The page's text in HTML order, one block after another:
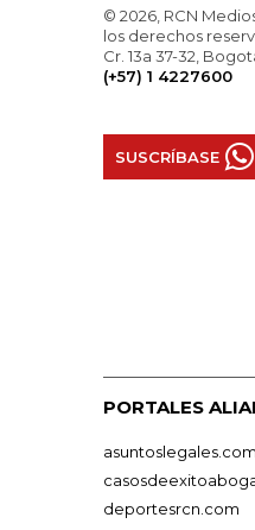
© 2026, RCN
los derechos
Cr. 13a 37-32,
(+57) 1 4227600
SUSCRÍBASE
PORTALES
deportesrcn.com